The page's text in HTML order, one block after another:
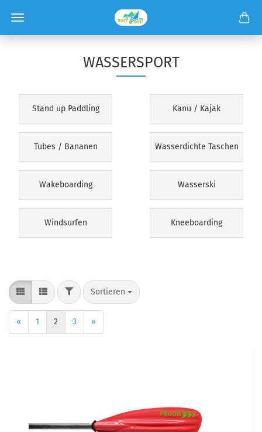
WASSERSPORT
Stand up Paddling Kanu / Kajak
Tubes / Bananen Wasserdichte Taschen
Wakeboarding Wasserski
Windsurfen Kneeboarding
Sortieren
« 1 2 3 »